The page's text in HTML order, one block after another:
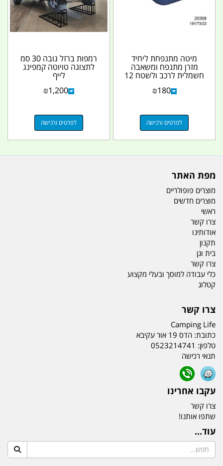
מיטה מתנפחת ליחיד
מזרן מתנפח ומשאבה
חשמלית לרכב ולשטח 12
מזרנים...
₪180
לפרטים ורכישה
רמפות ברזל גובה 30 סמ
לתצוגה טויוטה קמפינג
לייף
₪1,200
לפרטים ורכישה
מפת האתר
מוצרים פופולריים
מוצרים חדשים
ראשי
צרו קשר
אודותינו
תקנון
בית וגן
צרו קשר
כלי עבודה למוסך ובעלי מקצוע
קטלוג
צרו קשר
Camping Life
כתובת: הדס 19 אור עקיבא
טלפון: 0523214741
תנאי רכישה
עקבו אחרינו
צרו קשר
שתפו אותנו!
עוד...